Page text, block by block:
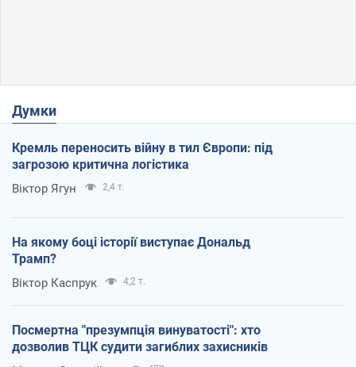
Думки
Кремль переносить війну в тил Європи: під
загрозою критична логістика
Віктор Ягун 2,4 т.
На якому боці історії виступає Дональд
Трамп?
Віктор Каспрук 4,2 т.
Посмертна "презумпція винуватості": хто
дозволив ТЦК судити загиблих захисників